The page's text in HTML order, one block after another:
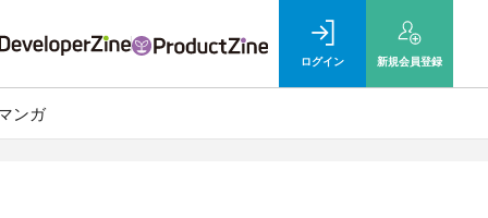
ログイン 新規会員登録
ンガ